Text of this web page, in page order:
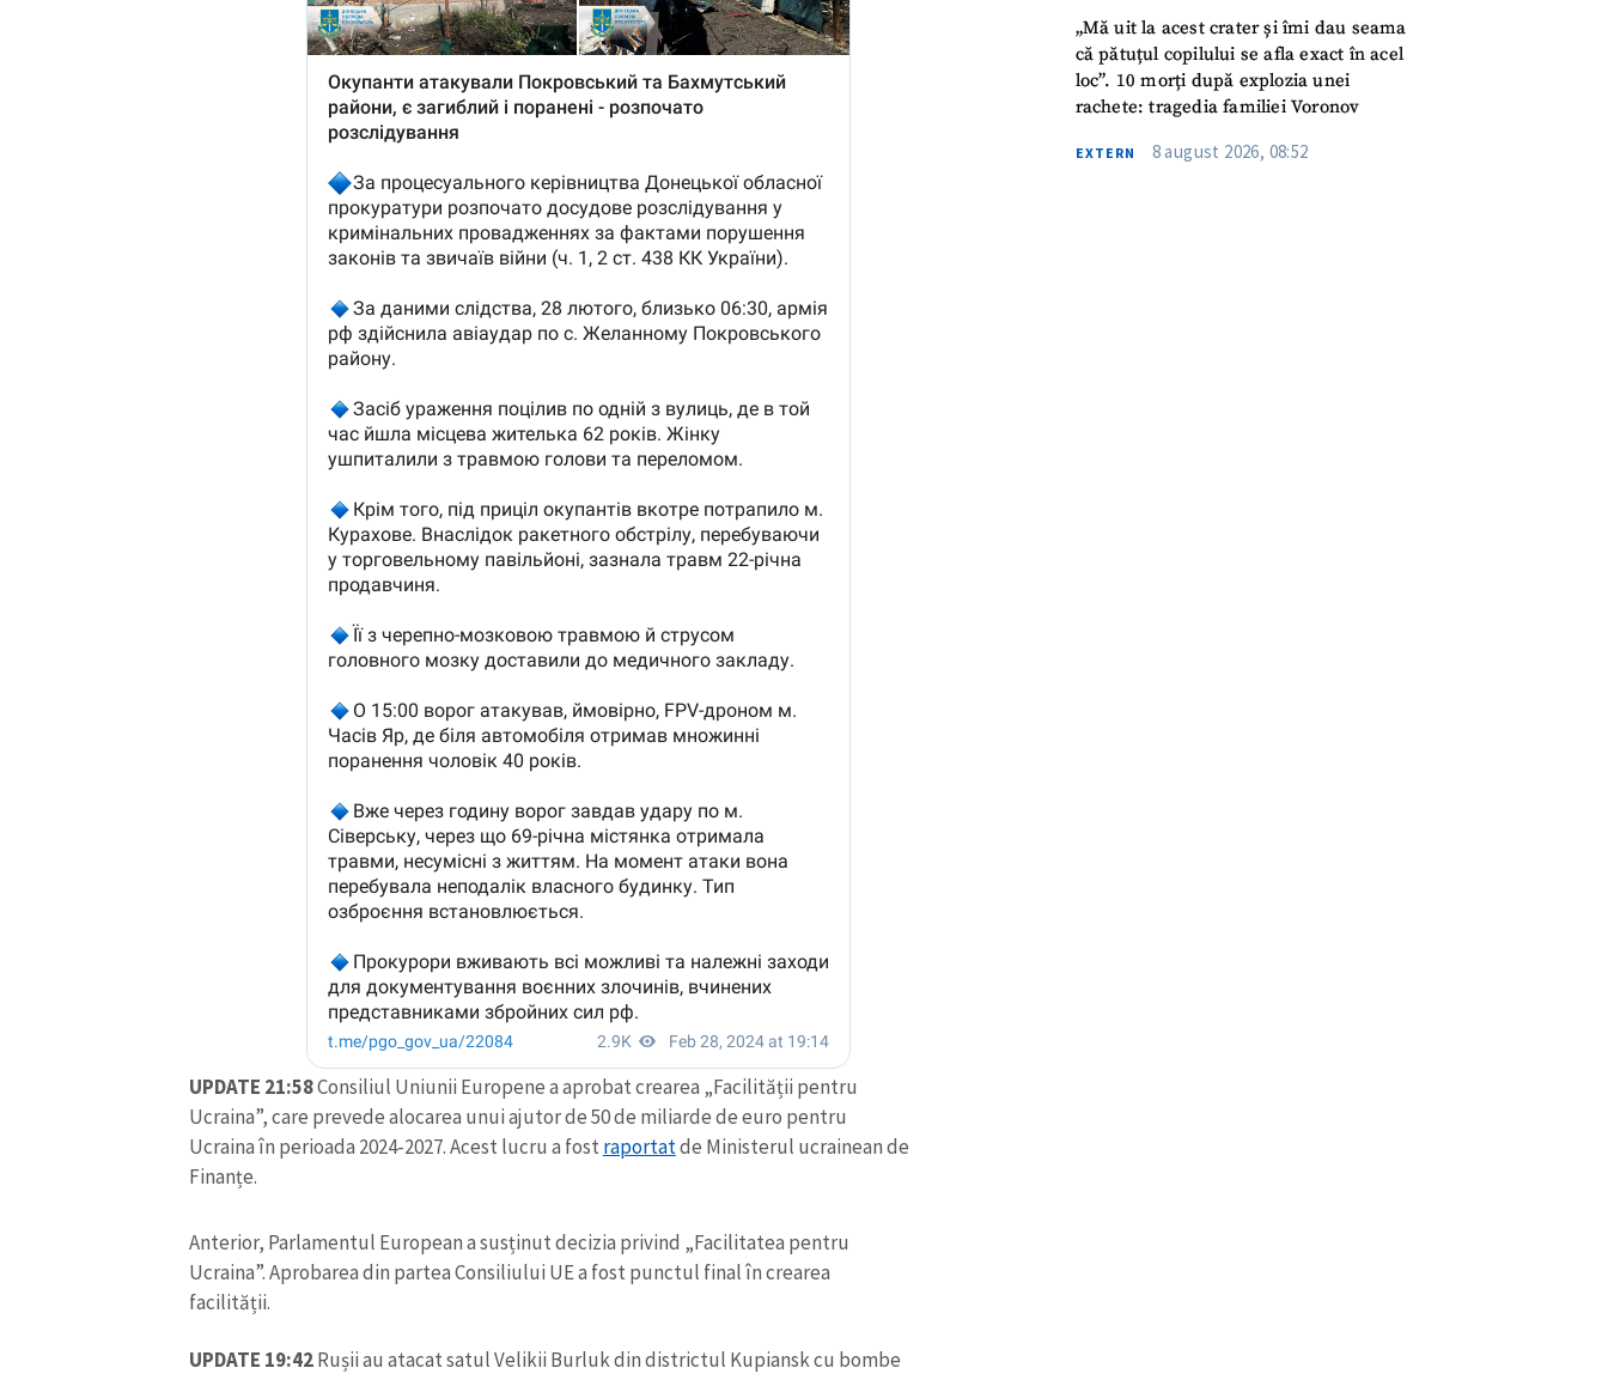
UPDATE 21:58Consiliul Uniunii Europene a aprobat crearea „Facilității pentru
Ucraina”, care prevede alocarea unui ajutor de 50 de miliarde de euro pentru
Ucraina în perioada 2024-2027. Acest lucru a fost raportatde Ministerul ucrainean de
Finanțe.
Anterior, Parlamentul European a susținut decizia privind „Facilitatea pentru
Ucraina”. Aprobarea din partea Consiliului UE a fost punctul final în crearea
facilității.
UPDATE 19:42Rușii au atacat satul Velikii Burluk din districtul Kupiansk cu bombe
„Mă uit la acest crater și îmi dau seama
că pătuțul copilului se afla exact în acel
loc”. 10 morți după explozia unei
rachete: tragedia familiei Voronov
EXTERN 8 august 2026, 08:52